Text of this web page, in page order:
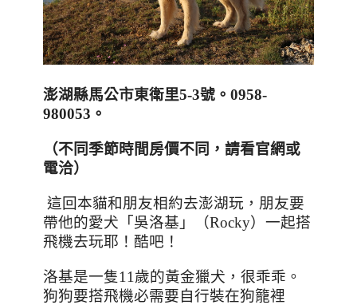
澎湖縣馬公市東衛里5-3號。 0958-
980053 。
（不同季節時間房價不同，請看官網或
電洽）
這回本貓和朋友相約去澎湖玩，朋友要
帶他的愛犬「吳洛基」（Rocky）一起搭
飛機去玩耶！酷吧！
洛基是一隻11 歲的黃金獵犬，很乖乖。
狗狗要搭飛機必需要自行裝在狗籠裡